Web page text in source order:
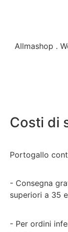
Allmashop .
Costi di
Portogallo
- Consegna
superiori a 35
- Per ordini